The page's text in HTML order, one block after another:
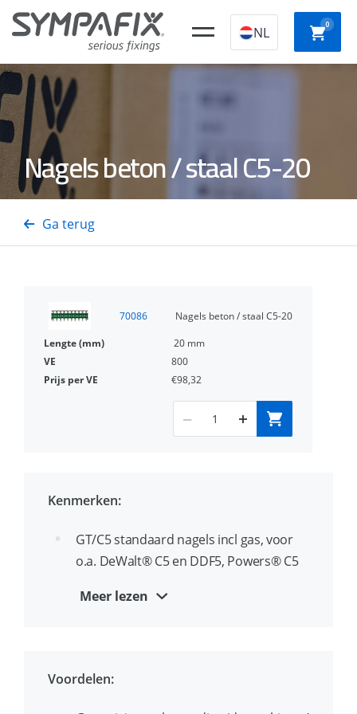
NL 0
ankers
ankers
IsolatiedoornsStaal- en
Gastackers
Nagels beton / staal C5-20
Ga terug
70086
Nagels beton / staal C5-20
20 mm
800
€98,32
Kenmerken:
GT/C5 standaard nagels incl gas, voor
o.a. DeWalt® C5 en DDF5, Powers® C5
gasschiethamers.
drukvastheid zoals beton met een
Meer lezen
Voordelen: